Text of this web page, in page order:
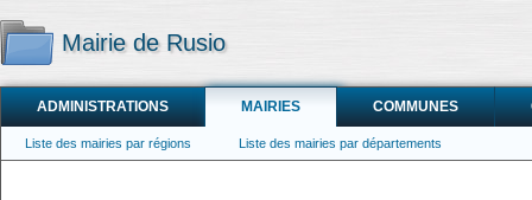
Mairie de Rusio
ADMINISTRATIONS MAIRIES COMMUNES
Liste des mairies par régions Liste des mairies par départements